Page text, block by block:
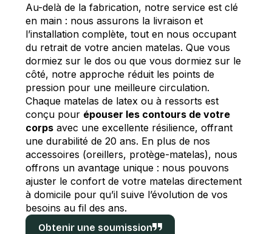
Au-delà de la fabrication, notre service est clé
en main : nous assurons la livraison et
l’installation complète, tout en nous occupant
du retrait de votre ancien matelas. Que vous
dormiez sur le dos ou que vous dormiez sur le
côté, notre approche réduit les points de
pression pour une meilleure circulation.
Chaque matelas de latex ou à ressorts est
conçu pour épouser les contours de votre
corps avec une excellente résilience, offrant
une durabilité de 20 ans. En plus de nos
accessoires (oreillers, protège-matelas), nous
offrons un avantage unique : nous pouvons
ajuster le confort de votre matelas directement
à domicile pour qu’il suive l’évolution de vos
besoins au fil des ans.
Obtenir une soumission